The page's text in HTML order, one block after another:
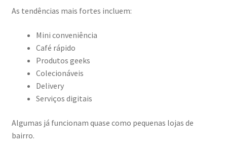
As tendências mais fortes incluem:
Mini conveniência
Café rápido
Produtos geeks
Colecionáveis
Delivery
Serviços digitais
Algumas já funcionam quase como pequenas lojas de
bairro.